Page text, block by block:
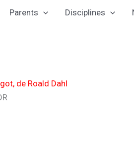
Parents Disciplines
, de Roald Dahl